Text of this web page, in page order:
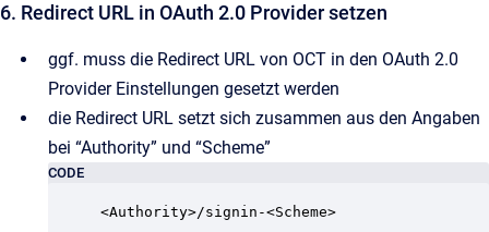
6. Redirect URL in OAuth 2.0 Provider setzen
ggf. muss die Redirect URL von OCT in den OAuth 2.0
Provider Einstellungen gesetzt werden
die Redirect URL setzt sich zusammen aus den Angaben
bei “Authority” und “Scheme”
CODE
<Authority>/signin-<Scheme>